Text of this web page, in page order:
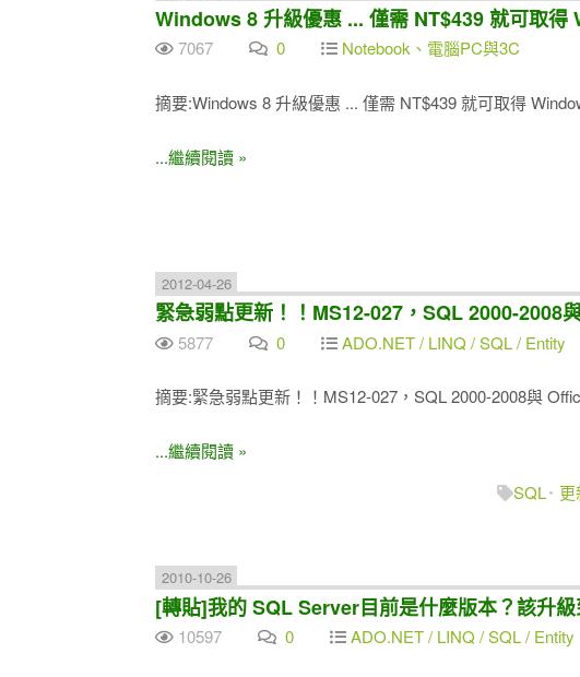
Windows 8 升級優惠 ... 僅需 NT$439 就可取得
7067 0 Notebook、電腦PC與3C
摘要:Windows 8 升級優惠 ... 僅需 NT$439 就可取得
...繼續閱讀 »
2012-04-26
緊急弱點更新！！MS12-027，SQL 2000-2008
5877 0 ADO.NET / LINQ / SQL / Entity
摘要:緊急弱點更新！！MS12-027，SQL 2000-2008與
...繼續閱讀 »
SQL
2010-10-26
[轉貼]我的 SQL Server目前是什麼版本？該升級
10597 0 ADO.NET / LINQ / SQL / Entity